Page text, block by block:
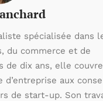
spécialisée dans
du commerce et de
de dix ans, elle
aux
de start-up. Son